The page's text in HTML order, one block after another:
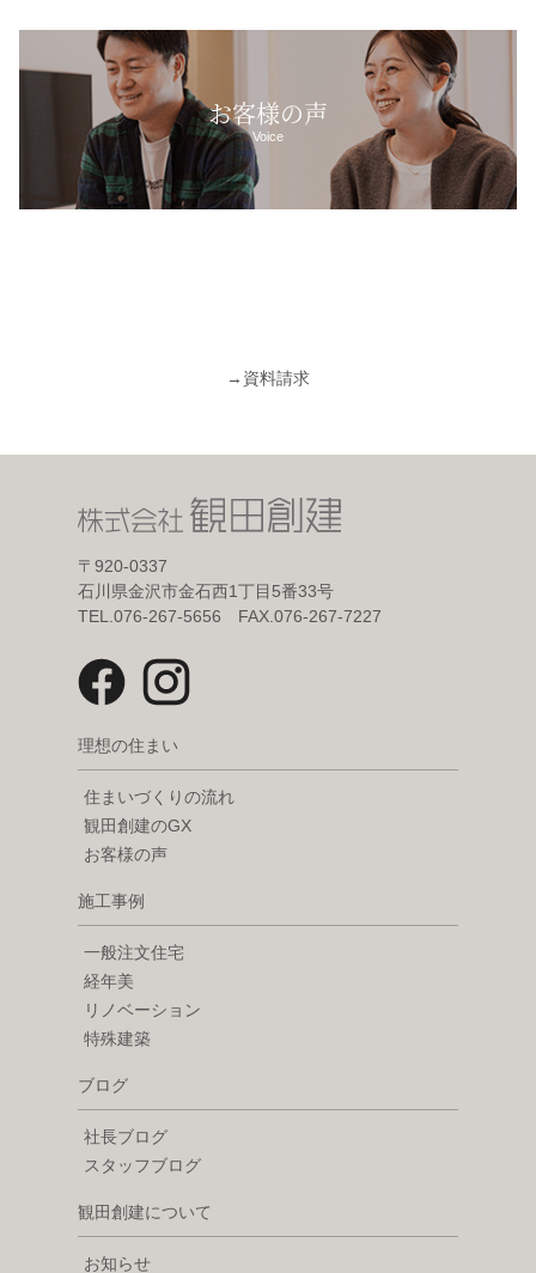
お客様の声
Voice
→ 資料請求
〒920-0337
石川県金沢市金石西1丁目5番33号
TEL.076-267-5656 FAX.076-267-7227
理想の住まい
住まいづくりの流れ
観田創建のGX
お客様の声
施工事例
一般注文住宅
経年美
リノベーション
特殊建築
ブログ
社長ブログ
スタッフブログ
観田創建について
お知らせ